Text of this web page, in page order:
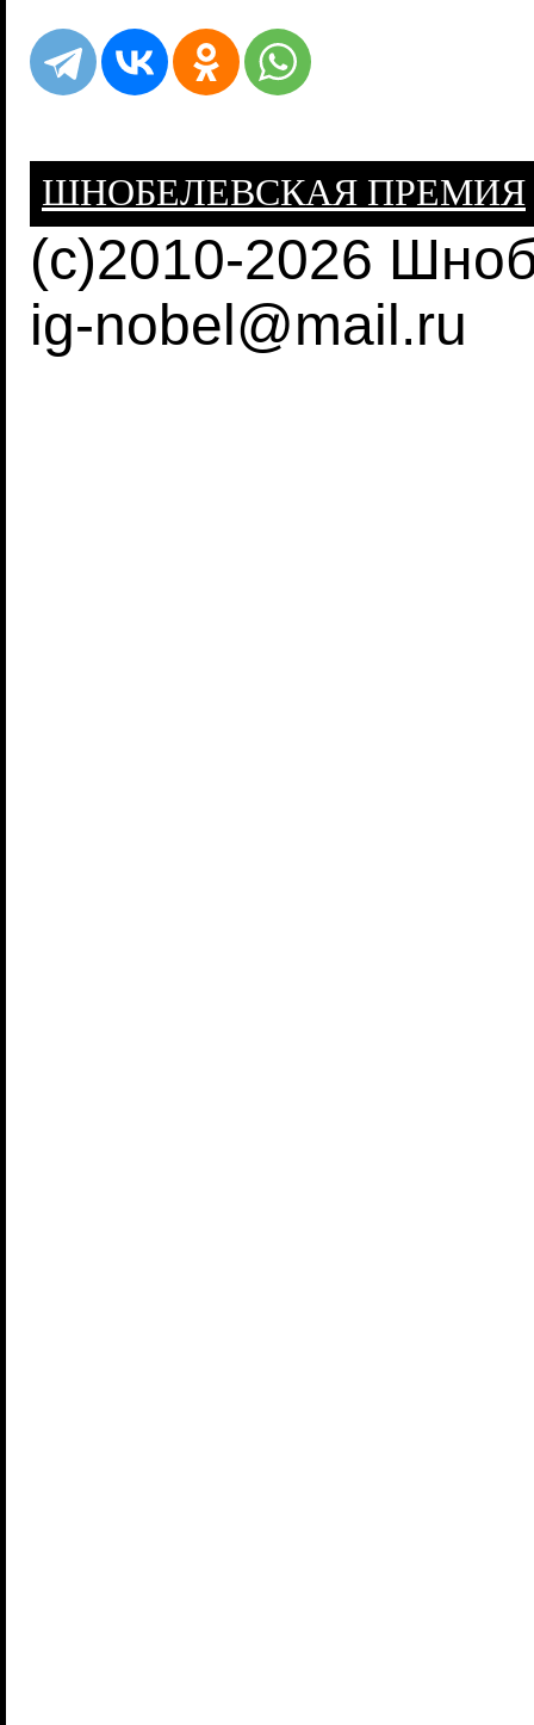
ШНОБЕЛЕВСКАЯ ПРЕМИЯ
(c)2010-2026
ig-nobel@mail.ru